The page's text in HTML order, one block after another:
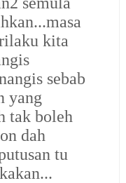
kita
sebab
yang
tak boleh
dah
tu